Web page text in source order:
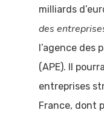
milliards
des
l’agence des
(APE). Il
entreprises
France, dont